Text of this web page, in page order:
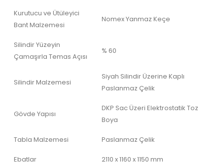
Kurutucu ve Ütüleyici
Bant Malzemesi
Nomex Yanmaz Keçe
Silindir Yüzeyin
Çamaşırla Temas Açısı
% 60
Silindir Malzemesi
Siyah Silindir Üzerine Kaplı
Paslanmaz Çelik
Gövde Yapısı
DKP Sac Üzeri Elektrostatik Toz
Boya
Tabla Malzemesi Paslanmaz Çelik
Ebatlar 2110 x 1160 x 1150 mm